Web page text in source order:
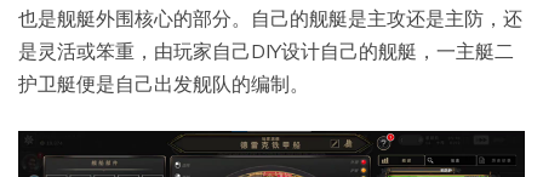
也是舰艇外围核心的部分。自己的舰艇是主攻还是主防，还
是灵活或笨重，由玩家自己DIY设计自己的舰艇，一主艇二
护卫艇便是自己出发舰队的编制。